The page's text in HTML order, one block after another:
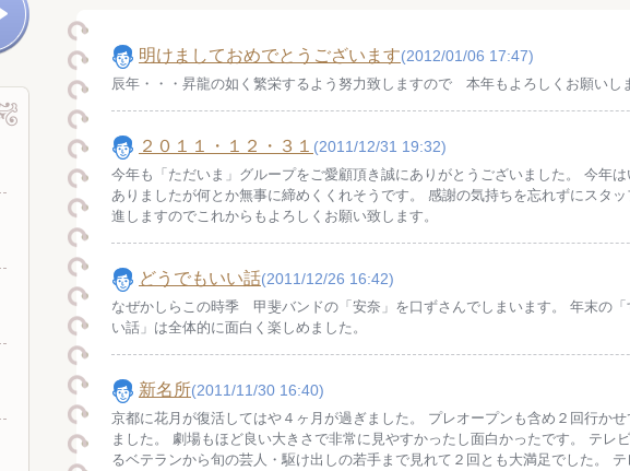
明けましておめでとうございます(2012/01/06 17:47)
辰年・・・昇龍の如く繁栄するよう努力致しますので 本年もよろしくお願いし
２０１１・１２・３１ (2011/12/31 19:32)
今年も「ただいま」グループをご愛顧頂き誠にありがとうございました。 今年は
ありましたが何とか無事に締めくくれそうです。 感謝の気持ちを忘れずにスタ
進しますのでこれからもよろしくお願い致します。
どうでもいい話(2011/12/26 16:42)
なぜかしらこの時季 甲斐バンドの「安奈」を口ずさんでしまいます。 年末の「
い話」は全体的に面白く楽しめました。
新名所(2011/11/30 16:40)
京都に花月が復活してはや４ヶ月が過ぎました。 プレオープンも含め２回行か
ました。 劇場もほど良い大きさで非常に見やすかったし面白かったです。 テレ
るベテランから旬の芸人・駆け出しの若手まで見れて２回とも大満足でした。